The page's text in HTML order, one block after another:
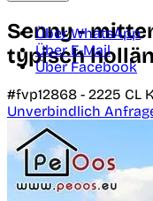
Über WhatsApp
Über E-Mail
Über Facebook
Senny -
typisch
#fvp12868 - 2225 CL
Unverbindlich